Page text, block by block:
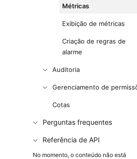
Métricas
Exibição de métricas
Criação de regras de
alarme
Auditoria
Gerenciamento de
Cotas
Perguntas frequentes
Referência de API
No momento, o conteúdo não está